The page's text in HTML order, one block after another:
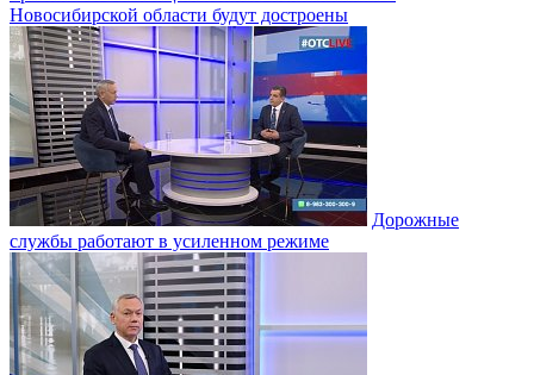
Новосибирской области будут достроены
Дорожные
службы работают в усиленном режиме